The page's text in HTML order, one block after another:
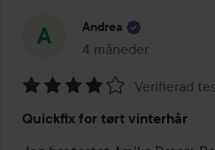
Andrea
4 måneder
Innlegget ble
4
Verifierad
Quickfix for tørt vinterhår